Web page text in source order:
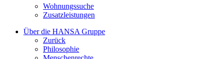
Wohnungssuche
Zusatzleistungen
Über die HANSA Gruppe
Zurück
Philosophie